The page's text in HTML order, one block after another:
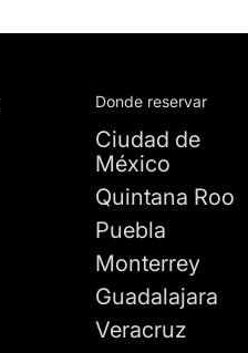
Donde reservar
Ciudad de
México
Quintana Roo
Puebla
Monterrey
Guadalajara
Veracruz